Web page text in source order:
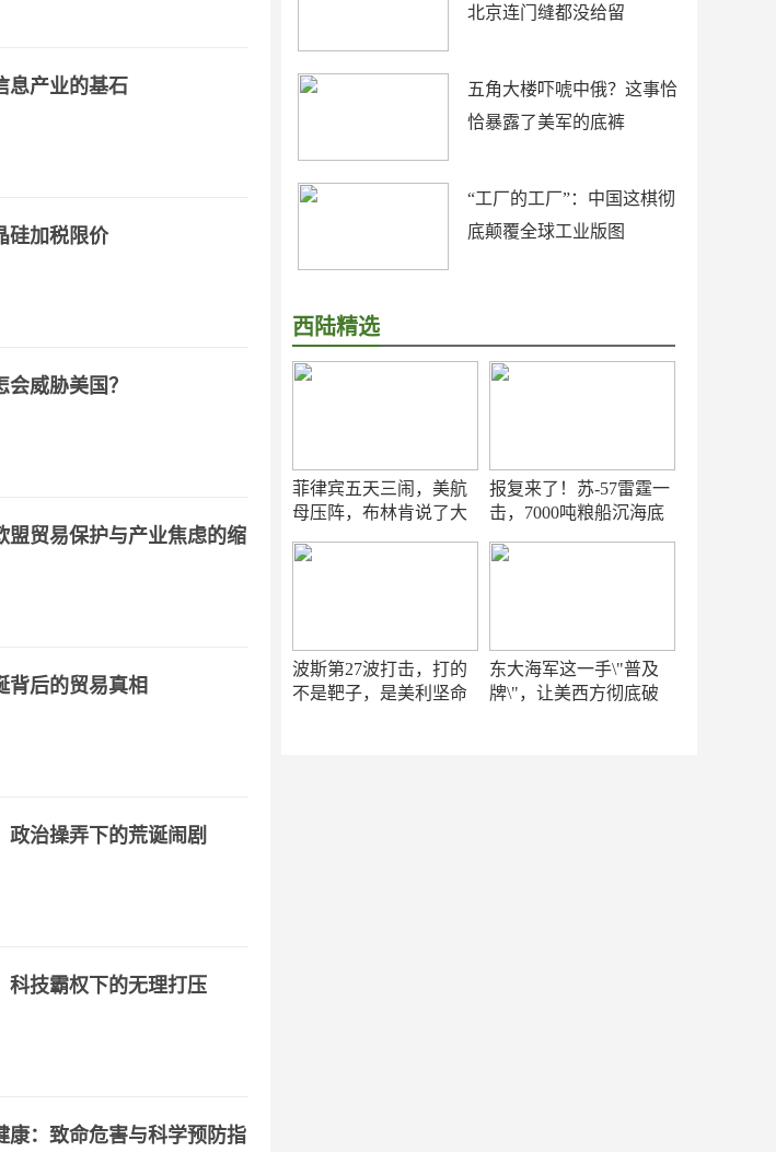
北京连门缝都没给留
五角大楼吓唬中俄？这事恰
恰暴露了美军的底裤
“工厂的工厂”：中国这棋彻
底颠覆全球工业版图
西陆精选
菲律宾五天三闹，美航
母压阵，布林肯说了大
报复来了！苏-57雷霆一
击，7000吨粮船沉海底
波斯第27波打击，打的
不是靶子，是美利坚命
东大海军这一手\"普及
牌\"，让美西方彻底破
息产业的基石
硅加税限价
威胁美国？
盟贸易保护与产业焦虑的缩
背后的贸易真相
政治操弄下的荒诞闹剧
科技霸权下的无理打压
康：致命危害与科学预防指